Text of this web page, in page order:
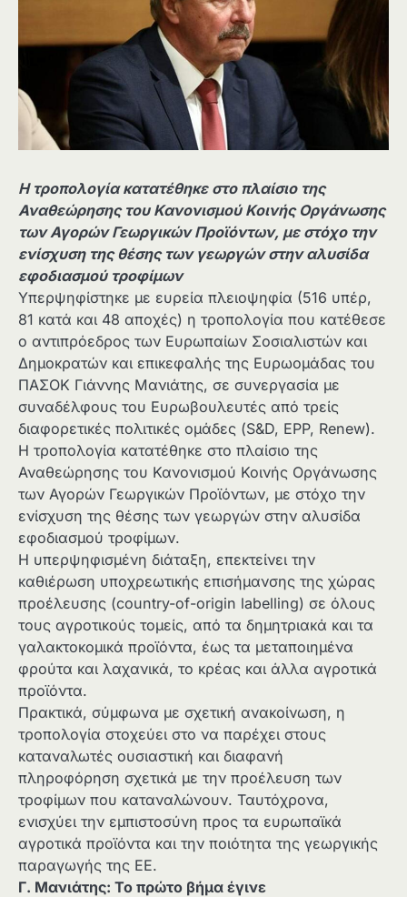
Η τροπολογία κατατέθηκε στο πλαίσιο της
Αναθεώρησης του Κανονισμού Κοινής Οργάνωσης
των Αγορών Γεωργικών Προϊόντων, με στόχο την
ενίσχυση της θέσης των γεωργών στην αλυσίδα
εφοδιασμού τροφίμων
Υπερψηφίστηκε με ευρεία πλειοψηφία (516 υπέρ,
81 κατά και 48 αποχές) η τροπολογία που κατέθεσε
ο αντιπρόεδρος των Ευρωπαίων Σοσιαλιστών και
Δημοκρατών και επικεφαλής της Ευρωομάδας του
ΠΑΣΟΚ Γιάννης Μανιάτης, σε συνεργασία με
συναδέλφους του Ευρωβουλευτές από τρείς
διαφορετικές πολιτικές ομάδες (S&D, EPP, Renew).
Η τροπολογία κατατέθηκε στο πλαίσιο της
Αναθεώρησης του Κανονισμού Κοινής Οργάνωσης
των Αγορών Γεωργικών Προϊόντων, με στόχο την
ενίσχυση της θέσης των γεωργών στην αλυσίδα
εφοδιασμού τροφίμων.
Η υπερψηφισμένη διάταξη, επεκτείνει την
καθιέρωση υποχρεωτικής επισήμανσης της χώρας
προέλευσης (country-of-origin labelling) σε όλους
τους αγροτικούς τομείς, από τα δημητριακά και τα
γαλακτοκομικά προϊόντα, έως τα μεταποιημένα
φρούτα και λαχανικά, το κρέας και άλλα αγροτικά
προϊόντα.
Πρακτικά, σύμφωνα με σχετική ανακοίνωση, η
τροπολογία στοχεύει στο να παρέχει στους
καταναλωτές ουσιαστική και διαφανή
πληροφόρηση σχετικά με την προέλευση των
τροφίμων που καταναλώνουν. Ταυτόχρονα,
ενισχύει την εμπιστοσύνη προς τα ευρωπαϊκά
αγροτικά προϊόντα και την ποιότητα της γεωργικής
παραγωγής της ΕΕ.
Γ. Μανιάτης: Το πρώτο βήμα έγινε